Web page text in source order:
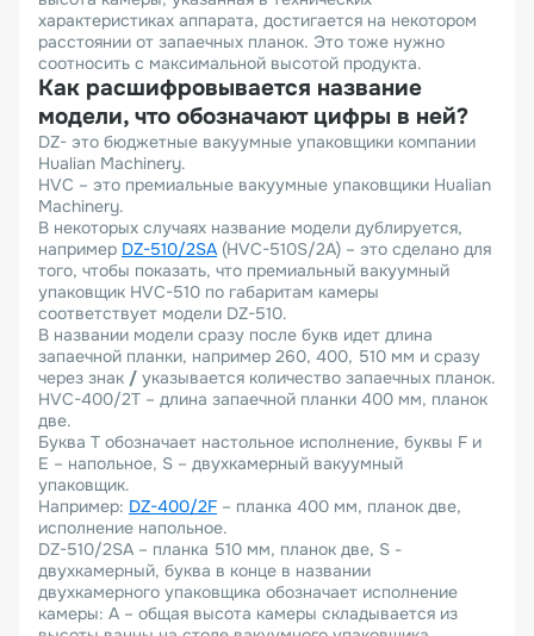
характеристиках аппарата, достигается на некотором
расстоянии от запаечных планок. Это тоже нужно
соотносить с максимальной высотой продукта.
Как расшифровывается название
модели, что обозначают цифры в ней?
DZ- это бюджетные вакуумные упаковщики компании
Hualian Machinery.
HVC – это премиальные вакуумные упаковщики Hualian
Machinery.
В некоторых случаях название модели дублируется,
например DZ-510/2SA (HVC-510S/2A) – это сделано для
того, чтобы показать, что премиальный вакуумный
упаковщик HVC-510 по габаритам камеры
соответствует модели DZ-510.
В названии модели сразу после букв идет длина
запаечной планки, например 260, 400, 510 мм и сразу
через знак / указывается количество запаечных планок.
HVC-400/2T – длина запаечной планки 400 мм, планок
две.
Буква Т обозначает настольное исполнение, буквы F и
Е – напольное, S – двухкамерный вакуумный
упаковщик.
Например: DZ-400/2F – планка 400 мм, планок две,
исполнение напольное.
DZ-510/2SA – планка 510 мм, планок две, S -
двухкамерный, буква в конце в названии
двухкамерного упаковщика обозначает исполнение
камеры: А – общая высота камеры складывается из